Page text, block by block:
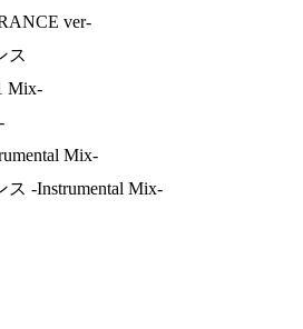
ver-
ス
Mix-
Mix-
-Instrumental Mix-